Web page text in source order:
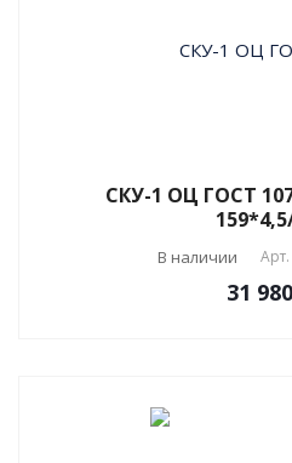
СКУ-1 ОЦ ГОСТ
В наличии Арт.
31